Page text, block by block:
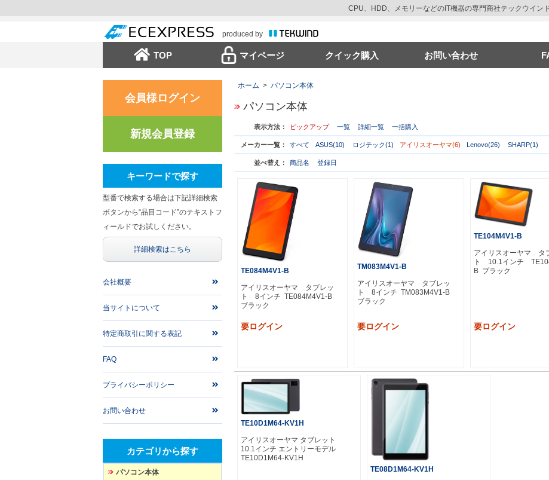
produced by
CPU、HDD、メモリーなどのIT機器の専門商社テックウイン
TOP マイページ クイック購入 お問い合わせ
ホーム > パソコン本体
パソコン本体
表示方法： ピックアップ 一覧 詳細一覧 一括購入
メーカー一覧： すべて ASUS(10) ロジテック(1) アイリスオーヤマ(6) Lenovo(26) SHARP(1)
並べ替え： 商品名 登録日
TE084M4V1-B
アイリスオーヤマ タブレッ
ト 8インチ TE084M4V1-B
ブラック
要ログイン
TM083M4V1-B
アイリスオーヤマ タブレッ
ト 8インチ TM083M4V1-B
ブラック
要ログイン
TE104M4V1-B
アイリスオーヤマ タ
ト 10.1インチ
B ブラック
要ログイン
TE10D1M64-KV1H
アイリスオーヤマ タブレット
10.1インチ エントリーモデル
TE10D1M64-KV1H
TE08D1M64-KV1H
会員様ログイン
新規会員登録
キーワードで探す
型番で検索する場合は下記詳細検索
ボタンから“品目コード”のテキストフ
ィールドでお試しください。
詳細検索はこちら
会社概要
当サイトについて
特定商取引に関する表記
FAQ
プライバシーポリシー
お問い合わせ
カテゴリから探す
パソコン本体